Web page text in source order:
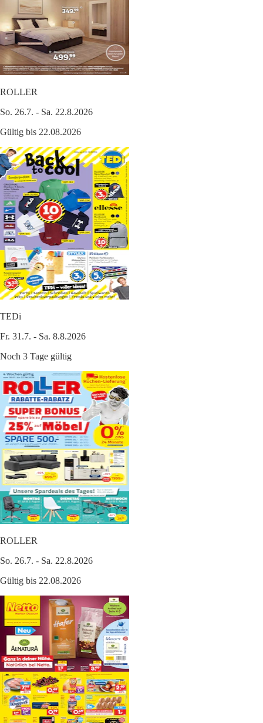
ROLLER
So. 26.7. - Sa. 22.8.2026
Gültig bis 22.08.2026
TEDi
Fr. 31.7. - Sa. 8.8.2026
Noch 3 Tage gültig
ROLLER
So. 26.7. - Sa. 22.8.2026
Gültig bis 22.08.2026